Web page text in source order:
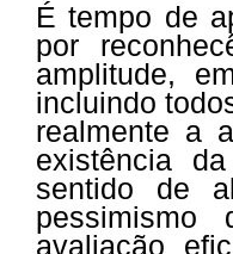
É tempo de
por
amplitude,
incluindo
realmente a
existência
sentido de
avaliação